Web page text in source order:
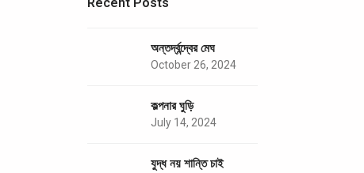
অন্তর্দ্বন্দ্বের মেঘ
October 26, 2024
কল্পনার ঘুড়ি
July 14, 2024
যুদ্ধ নয় শান্তি চাই